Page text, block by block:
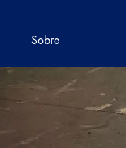
Sobre